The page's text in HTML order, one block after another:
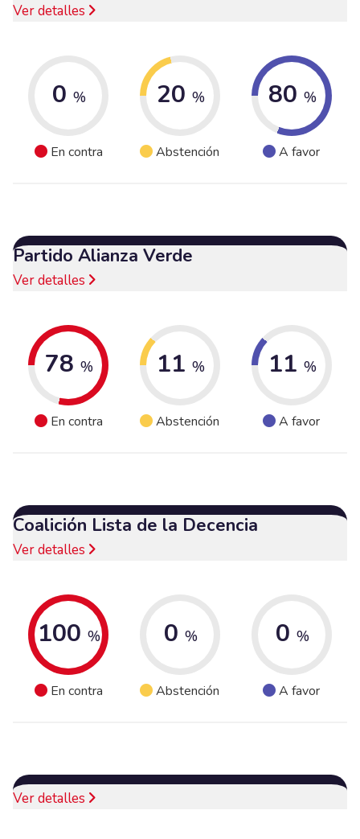
Ver detalles
0 %
En contra
20 %
Abstención
80 %
A favor
Partido Alianza Verde
Ver detalles
78 %
En contra
11 %
Abstención
11 %
A favor
Coalición Lista de la Decencia
Ver detalles
100 %
En contra
0 %
Abstención
0 %
A favor
Ver detalles